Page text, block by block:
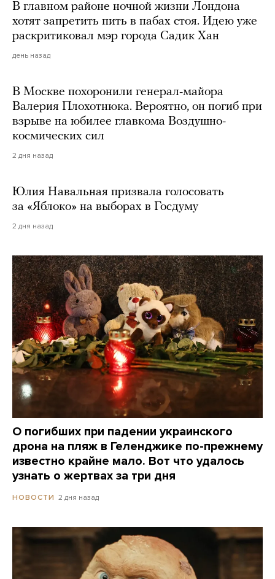
В главном районе ночной жизни Лондона
хотят запретить пить в пабах стоя. Идею уже
раскритиковал мэр города Садик Хан
день назад
В Москве похоронили генерал-майора
Валерия Плохотнюка. Вероятно, он погиб при
взрыве на юбилее главкома Воздушно-
космических сил
2 дня назад
Юлия Навальная призвала голосовать
за «Яблоко» на выборах в Госдуму
2 дня назад
О погибших при падении украинского
дрона на пляж в Геленджике по-прежнему
известно крайне мало. Вот что удалось
узнать о жертвах за три дня
НОВОСТИ 2 дня назад